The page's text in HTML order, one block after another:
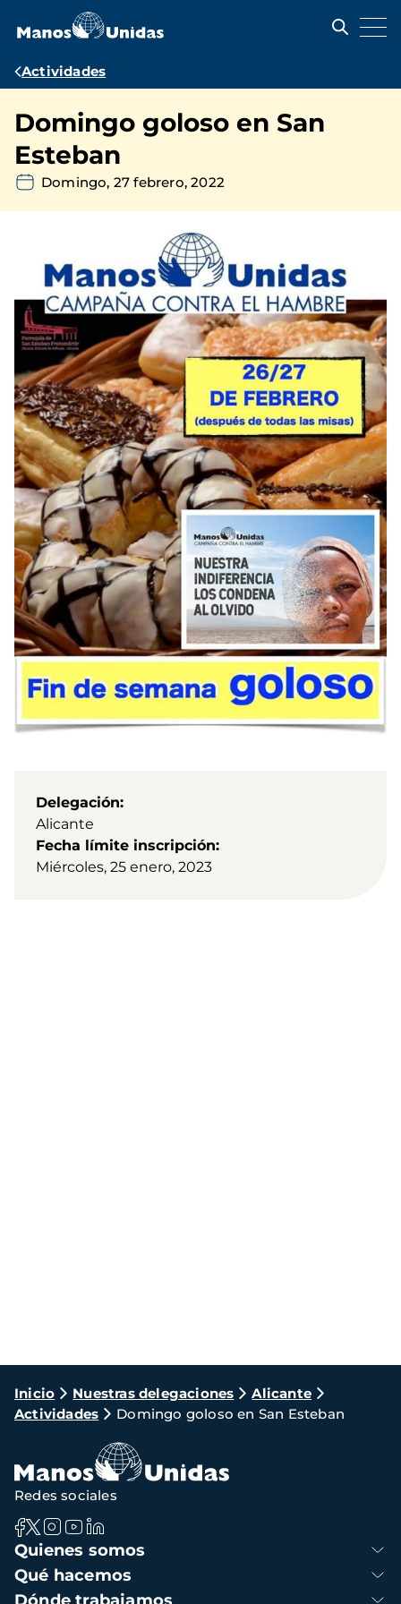
contenido
Ruta
navegación
Actividades
Domingo goloso en San
Esteban
Domingo, 27 febrero, 2022
Delegación
Alicante
Fecha límite inscripción
Miércoles, 25 enero, 2023
Ruta
de
navegación
Inicio Nuestras delegaciones
Alicante
Actividades
Domingo goloso en San Esteban
Navegación
principal
Quienes somos
Qué hacemos
Redes sociales